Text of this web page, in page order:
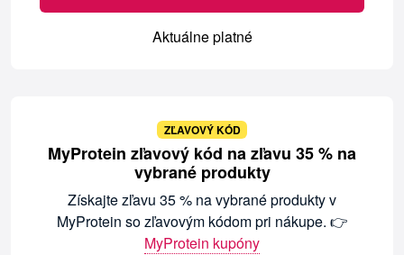
Aktuálne platné
ZĽAVOVÝ KÓD
MyProtein zľavový kód na zľavu 35 % na
vybrané produkty
Získajte zľavu 35 % na vybrané produkty v
MyProtein so zľavovým kódom pri nákupe. 👉
MyProtein kupóny